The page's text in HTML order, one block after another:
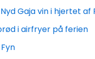
Gaja vin i hjertet af
i airfryer på ferien